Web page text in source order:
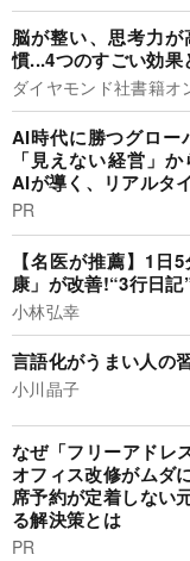
脳が整い、思考力
慣...4つのすごい効果
ダイヤモンド社書籍オ
AI時代に勝つグロー
「見えない経営」
AIが導く、リアルタ
PR
【名医が推薦】1日
康」が改善!“3行日記
小林弘幸
言語化がうまい人の
小川晶子
なぜ「フリーアドレ
オフィス改修がムダ
席予約が定着しない
る解決策とは
PR